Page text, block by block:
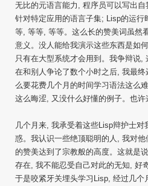
无比的元语言能力, 程序员可以写出
针对特定应用的语言子集; Lisp的运
等, 等等, 等等。这么长的赞美词虽然
意义。没人能给我演示这些东西是如
只有在大型系统才会用到。我争辩说,
在和别人争论了数个小时之后, 我最
么要花费几个月的时间学习语法这么
这么晦涩, 又没什么好懂的例子。也许
几个月来, 我承受着这些Lisp辩护士对
惑。我认识一些绝顶聪明的人, 我对
的赞美达到了宗教般的高度。这就是
存在, 我不能忍受自己对此的无知, 好
于是咬紧牙关埋头学习Lisp, 经过几